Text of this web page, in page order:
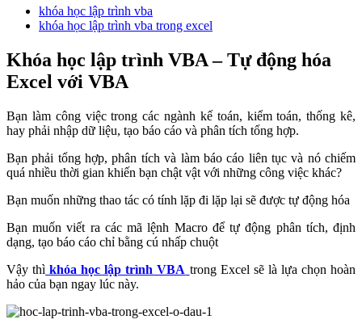
khóa học lập trình vba
khóa học lập trình vba trong excel
Khóa học lập trình VBA – Tự động hóa
Excel với VBA
Bạn làm công việc trong các ngành kế toán, kiểm toán, thống kê,
hay phải nhập dữ liệu, tạo báo cáo và phân tích tổng hợp.
Bạn phải tổng hợp, phân tích và làm báo cáo liên tục và nó chiếm
quá nhiều thời gian khiến bạn chật vật với những công việc khác?
Bạn muốn những thao tác có tính lặp đi lặp lại sẽ được tự động hóa
Bạn muốn viết ra các mã lệnh Macro để tự động phân tích, định
dạng, tạo báo cáo chỉ bằng cú nhấp chuột
Vậy thì khóa học lập trình VBA trong Excel sẽ là lựa chọn hoàn
hảo của bạn ngay lúc này.